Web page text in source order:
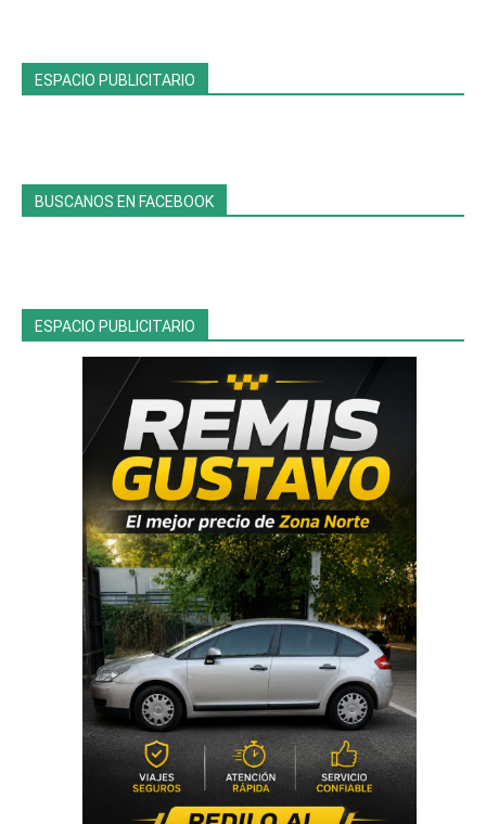
ESPACIO PUBLICITARIO
BUSCANOS EN FACEBOOK
ESPACIO PUBLICITARIO